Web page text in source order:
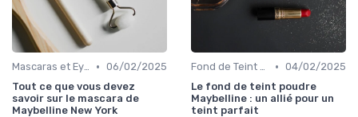
Mascaras et Eyeliners • 06/02/2025
Tout ce que vous devez
savoir sur le mascara de
Maybelline New York
Fond de Teint et Correcteurs • 04/02/2025
Le fond de teint poudre
Maybelline : un allié pour un
teint parfait